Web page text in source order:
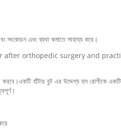
সংকোচন এবং ব্যথা কমাতে সাহায্য করে।
or after orthopedic surgery and
হাঁটার বুট এর উদ্দেশ্য হল রোগীকে